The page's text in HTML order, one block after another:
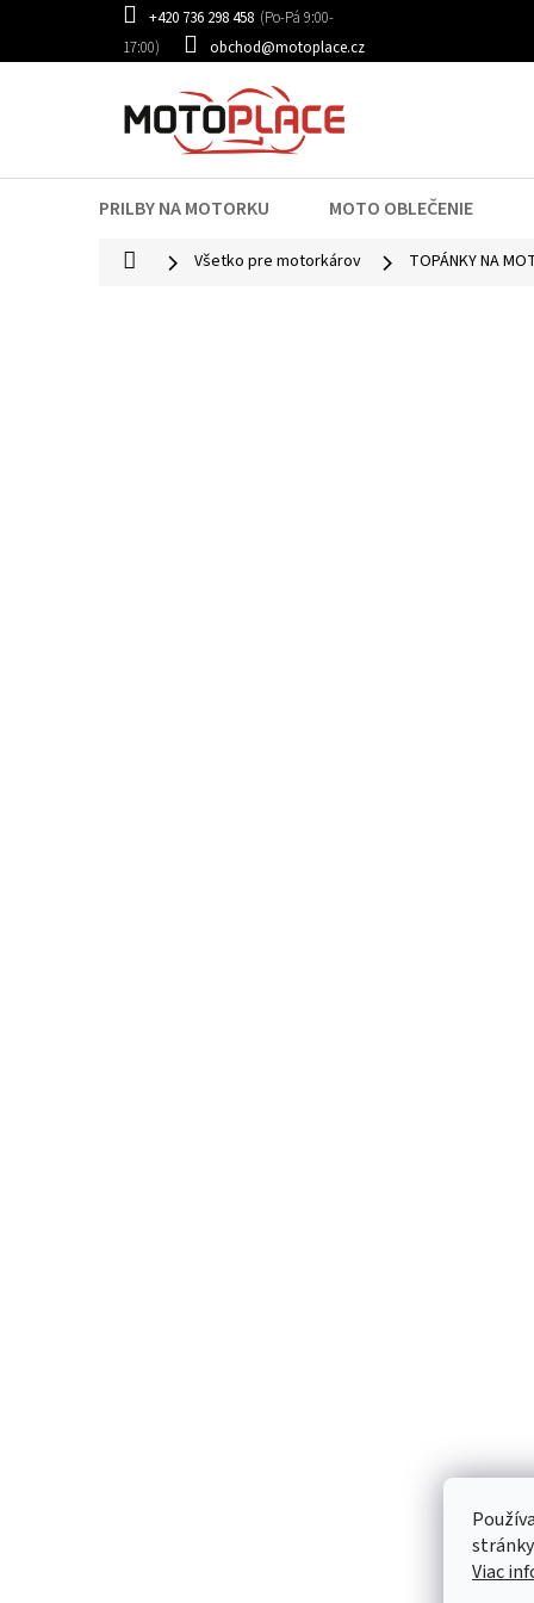
Viac
+420 736 298 458
obchod@motoplace.cz
PRILBY NA MOTORKU MOTO OBLEČENIE
DomovVšetko pre motorkárov TOPÁNKY NA